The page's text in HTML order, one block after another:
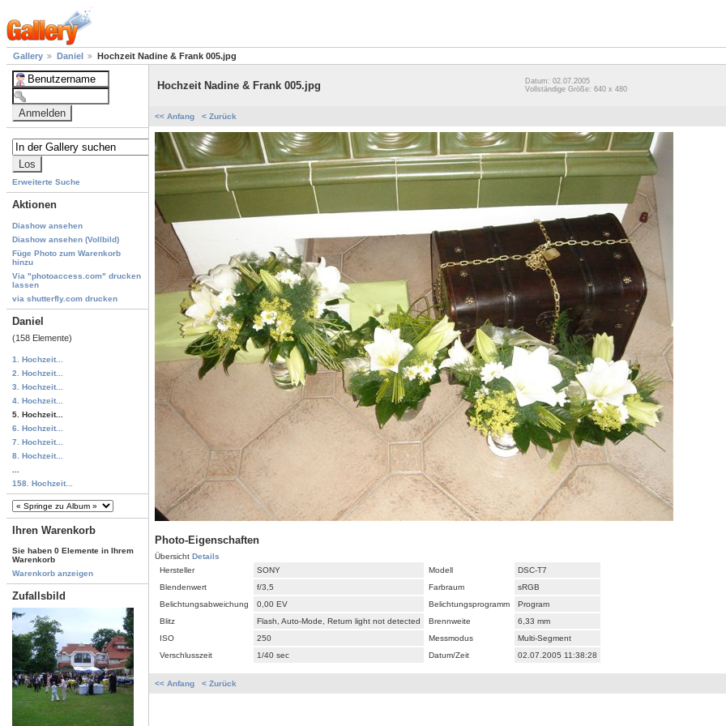
Gallery Daniel Hochzeit Nadine & Frank 005.jpg
Erweiterte Suche
Aktionen
Diashow ansehen
Diashow ansehen (Vollbild)
Füge Photo zum Warenkorb
hinzu
Via "photoaccess.com" drucken
lassen
via shutterfly.com drucken
Daniel
(158 Elemente)
1. Hochzeit...
2. Hochzeit...
3. Hochzeit...
4. Hochzeit...
5. Hochzeit...
6. Hochzeit...
7. Hochzeit...
8. Hochzeit...
158. Hochzeit...
Ihren Warenkorb
Sie haben 0 Elemente in Ihrem
Warenkorb
Warenkorb anzeigen
Zufallsbild
Hochzeit Nadine & Frank 005.jpg
Datum: 02.07.2005
Vollständige Größe: 640 x 480
<< Anfang < Zurück
Photo-Eigenschaften
Übersicht Details
Hersteller
SONY Modell
DSC-T7
Blendenwert
f/3,5 Farbraum
sRGB
Belichtungsabweichung
0,00 EV Belichtungsprogramm
Program
Blitz
Flash, Auto-Mode, Return light not detected Brennweite
6,33 mm
ISO
250 Messmodus
Multi-Segment
Verschlusszeit
1/40 sec Datum/Zeit 02.07.2005 11:38:28
<< Anfang < Zurück